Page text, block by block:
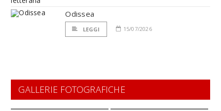
Odissea
LEGGI 15/07/2026
GALLERIE FOTOGRAFICHE